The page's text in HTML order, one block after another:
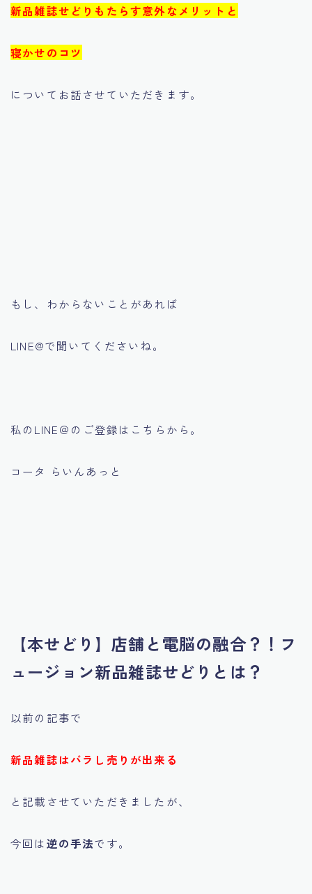
新品雑誌せどりもたらす意外なメリットと
寝かせのコツ
についてお話させていただきます。
もし、わからないことがあれば
LINE@で聞いてくださいね。
私のLINE＠のご登録はこちらから。
コータ らいんあっと
【本せどり】店舗と電脳の融合？！フ
ュージョン新品雑誌せどりとは？
以前の記事で
新品雑誌はバラし売りが出来る
と記載させていただきましたが、
今回は逆の手法です。